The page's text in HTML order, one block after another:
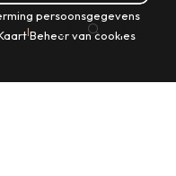
NL
persoonsgegevens
|Beheer van cookies